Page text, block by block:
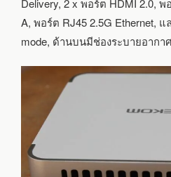
Delivery, 2 x พอร์ต HDMI 2.0, พ
A, พอร์ต RJ45 2.5G Ethernet, แ
mode, ด้านบนมีช่องระบายอากา